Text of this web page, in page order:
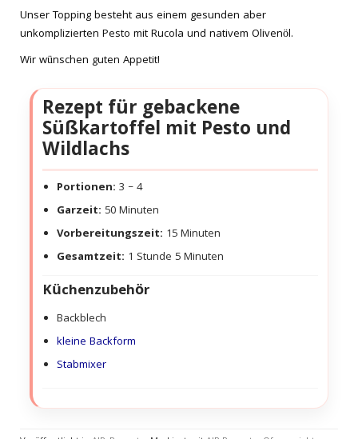
Unser Topping besteht aus einem gesunden aber
unkomplizierten Pesto mit Rucola und nativem Olivenöl.
Wir wünschen guten Appetit!
Rezept für gebackene
Süßkartoffel mit Pesto und
Wildlachs
Portionen: 3 – 4
Garzeit: 50 Minuten
Vorbereitungszeit: 15 Minuten
Gesamtzeit: 1 Stunde 5 Minuten
Küchenzubehör
Backblech
kleine Backform
Stabmixer